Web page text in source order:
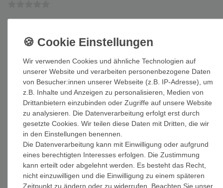
Wunschliste
* inkl. ges. MwSt. zzgl.Versandkosten
Wir verwenden Cookies und ähnliche Technologien auf
unserer Website und verarbeiten personenbezogene Daten
von Besucher:innen unserer Webseite (z.B. IP-Adresse), um
z.B. Inhalte und Anzeigen zu personalisieren, Medien von
Drittanbietern einzubinden oder Zugriffe auf unsere Website
zu analysieren. Die Datenverarbeitung erfolgt erst durch
gesetzte Cookies. Wir teilen diese Daten mit Dritten, die wir
in den Einstellungen benennen.
Die Datenverarbeitung kann mit Einwilligung oder aufgrund
eines berechtigten Interesses erfolgen. Die Zustimmung
kann erteilt oder abgelehnt werden. Es besteht das Recht,
nicht einzuwilligen und die Einwilligung zu einem späteren
Zeitpunkt zu ändern oder zu widerrufen. Beachten Sie unser